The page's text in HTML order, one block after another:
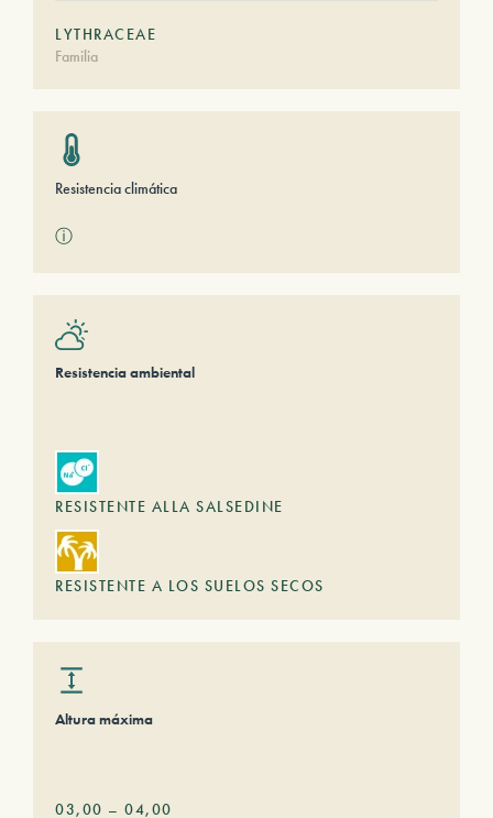
LYTHRACEAE
Familia
Resistencia climática
ⓘ
Resistencia ambiental
RESISTENTE ALLA SALSEDINE
RESISTENTE A LOS SUELOS SECOS
Altura máxima
03,00 – 04,00